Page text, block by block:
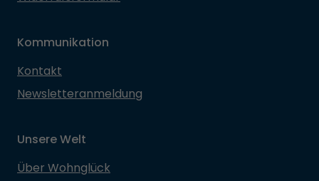
Kommunikation
Kontakt
Newsletteranmeldung
Unsere Welt
Über Wohnglück